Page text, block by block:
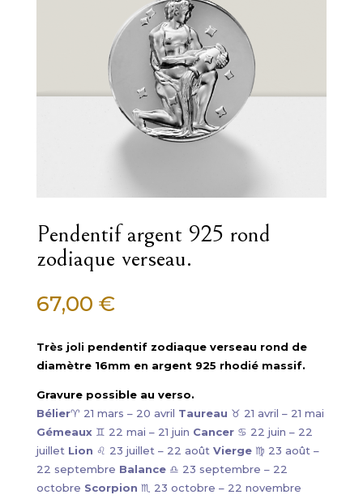
Pendentif argent 925 rond
zodiaque verseau.
67,00 €
Très joli pendentif zodiaque verseau rond de
diamètre 16mm en argent 925 rhodié massif.
Gravure possible au verso.
Bélier♈ 21 mars – 20 avril Taureau ♉ 21 avril – 21 mai
Gémeaux♊ 22 mai – 21 juin Cancer♋ 22 juin – 22
juilletLion ♌ 23 juillet – 22 août Vierge♍ 23 août –
22 septembre Balance♎ 23 septembre – 22
octobre Scorpion ♏ 23 octobre – 22 novembre